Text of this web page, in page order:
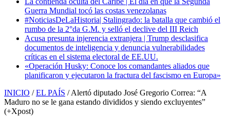
Guerra Mundial tocó las costas venezolanas
#NoticiasDeLaHistoria| Stalingrado: la batalla que cambió el
rumbo de la 2°da G.M. y selló el declive del III Reich
Acusa presunta injerencia extranjera | Trump desclasifica
documentos de inteligencia y denuncia vulnerabilidades
críticas en el sistema electoral de EE.UU.
«Operación Husky: Conoce los comandantes aliados que
planificaron y ejecutaron la fractura del fascismo en Europa»
INICIO / EL PAÍS / Alertó diputado José Gregorio Correa: “A
Maduro no se le gana estando divididos y siendo excluyentes”
(+Xpost)